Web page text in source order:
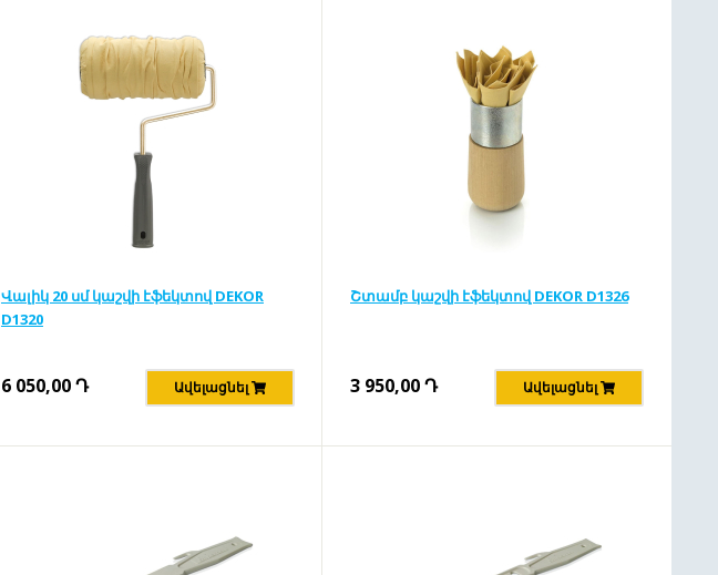
Վալիկ 20 սմ կաշվի էֆեկտով DEKOR
D1320
6 050,00Դ Ավելացնել
Շտամբ կաշվի էֆեկտով DEKOR D1326
3 950,00Դ Ավելացնել